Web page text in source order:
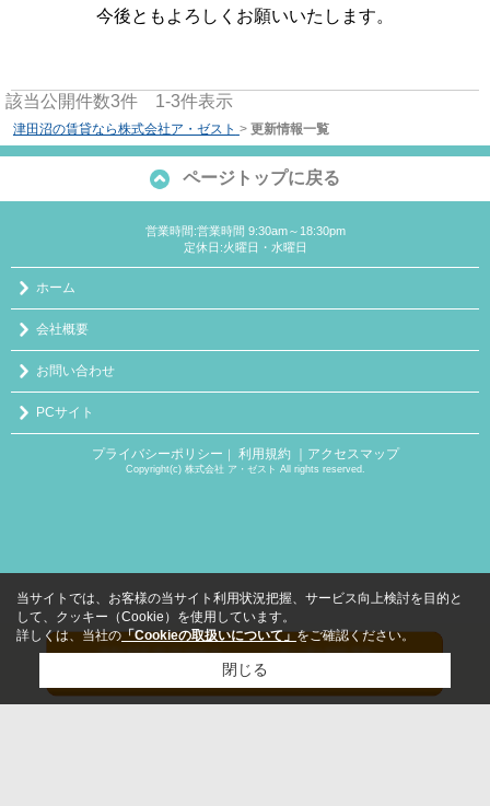
今後ともよろしくお願いいたします。
該当公開件数3件 1-3件表示
津田沼の賃貸なら株式会社ア・ゼスト > 更新情報一覧
ページトップに戻る
営業時間:営業時間 9:30am～18:30pm
定休日:火曜日・水曜日
ホーム
会社概要
お問い合わせ
PCサイト
プライバシーポリシー ｜ 利用規約 ｜アクセスマップ
Copyright(c) 株式会社 ア・ゼスト All rights reserved.
当サイトでは、お客様の当サイト利用状況把握、サービス向上検討を目的と
して、クッキー（Cookie）を使用しています。
詳しくは、当社の「Cookieの取扱いについて」をご確認ください。
閉じる